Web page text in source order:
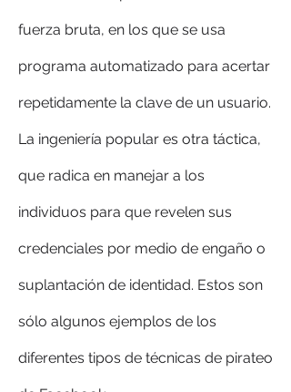
fuerza bruta, en los que se usa
programa automatizado para acertar
repetidamente la clave de un usuario.
La ingeniería popular es otra táctica,
que radica en manejar a los
individuos para que revelen sus
credenciales por medio de engaño o
suplantación de identidad. Estos son
sólo algunos ejemplos de los
diferentes tipos de técnicas de pirateo